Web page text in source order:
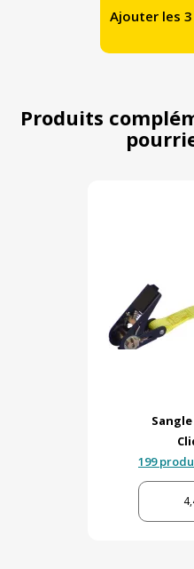
Ajouter les
Produits
199